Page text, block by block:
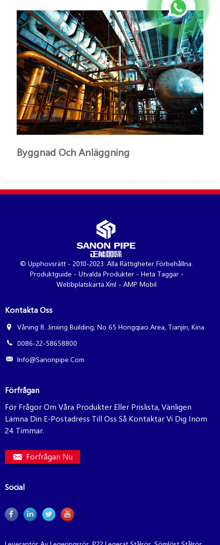
Byggnad Och Anläggning
© Upphovsrätt - 2010-2023: Alla Rättigheter Förbehållna.
Produktguide - Utvalda Produkter- Heta Taggar-
Webbplatskarta.xml -AMP Mobil
Kontakta Oss
Våning 8. Jinxing Building, No 65 Hongqiao Area, Tianjin, Kina
0086-22-58658800
Info@sanonpipe.com
Förfrågan
För Frågor Om Våra Produkter Eller Prislista, Vänligen
Lämna Din E-Postadress Till Oss Så Kontaktar Vi Dig Inom
24 Timmar.
Förfrågan Nu
Social